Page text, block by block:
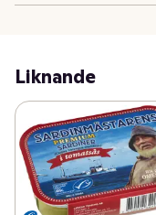
Liknande